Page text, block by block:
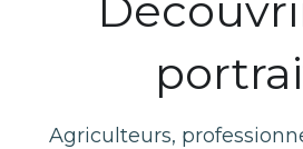
Agriculteurs,